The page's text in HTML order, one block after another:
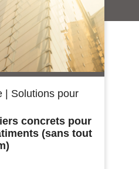
Solutions pour
concrets pour
(sans tout